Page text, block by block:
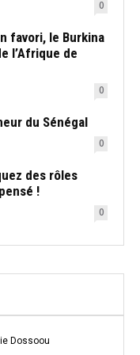
0
favori, le Burkina
l’Afrique de
0
du Sénégal
0
des rôles
!
0
Dossoou